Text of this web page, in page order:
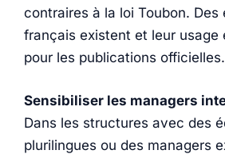
contraires à la loi Toubon. Des
français existent et leur usage
pour les publications officielles.
Sensibiliser les managers
Dans les structures avec des
plurilingues ou des managers